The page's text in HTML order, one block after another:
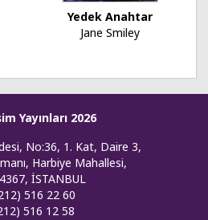
Yedek Anahtar
Jane Smiley
Yayınları 2026
No:36, 1. Kat, Daire 3,
Harbiye Mahallesi,
İSTANBUL
516 22 60
516 12 58